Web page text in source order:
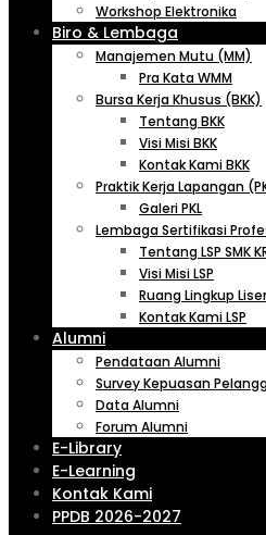
Workshop Elektronika
Biro & Lembaga
Manajemen Mutu (MM)
Pra Kata WMM
Bursa Kerja Khusus (BKK)
Tentang BKK
Visi Misi BKK
Kontak Kami BKK
Praktik Kerja Lapangan
Galeri PKL
Lembaga Sertifikasi
Tentang LSP SMK
Visi Misi LSP
Ruang Lingkup
Kontak Kami LSP
Alumni
Pendataan Alumni
Survey Kepuasan
Data Alumni
Forum Alumni
E-Library
E-Learning
Kontak Kami
PPDB 2026-2027